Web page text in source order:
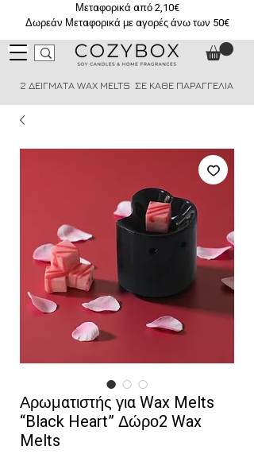
Μεταφορικά από 2,10€
Δωρεάν Μεταφορικά με αγορές άνω των 50€
2 ΔΕΙΓΜΑΤΑ WAX MELTS ΣΕ ΚΑΘΕ ΠΑΡΑΓΓΕΛΙΑ
Αρωματιστής για Wax Melts
“Black Heart” Δώρο2 Wax
Melts